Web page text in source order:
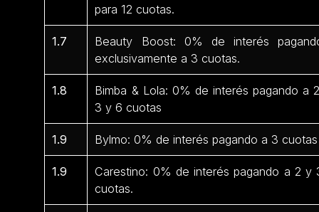
para 12 cuotas.
1.7
Beauty Boost: 0% de interés
exclusivamente a 3 cuotas.
1.8
Bimba & Lola: 0% de interés pagando a
3 y 6 cuotas
1.9 Bylmo: 0% de interés pagando a 3 cuotas
1.9
Carestino: 0% de interés pagando a 2 y
cuotas.